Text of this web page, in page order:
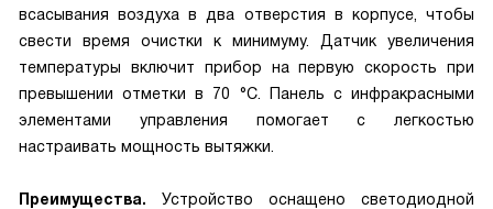
всасывания воздуха в два отверстия в корпусе, чтобы
свести время очистки к минимуму. Датчик увеличения
температуры включит прибор на первую скорость при
превышении отметки в 70 °С. Панель с инфракрасными
элементами управления помогает с легкостью
настраивать мощность вытяжки.
Преимущества. Устройство оснащено светодиодной